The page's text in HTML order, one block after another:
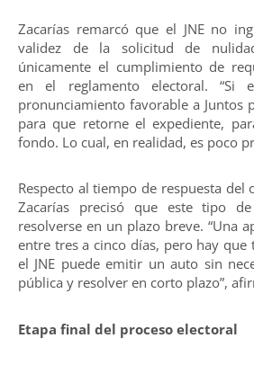
Zacarías remarcó que el JNE no
validez de la solicitud de
únicamente el cumplimiento de
en el reglamento electoral. “Si
pronunciamiento favorable a Juntos
para que retorne el expediente,
fondo. Lo cual, en realidad, es poco
Respecto al tiempo de respuesta del
Zacarías precisó que este tipo de
resolverse en un plazo breve. “Una
entre tres a cinco días, pero hay que
el JNE puede emitir un auto sin
pública y resolver en corto plazo”,
Etapa final del proceso electoral